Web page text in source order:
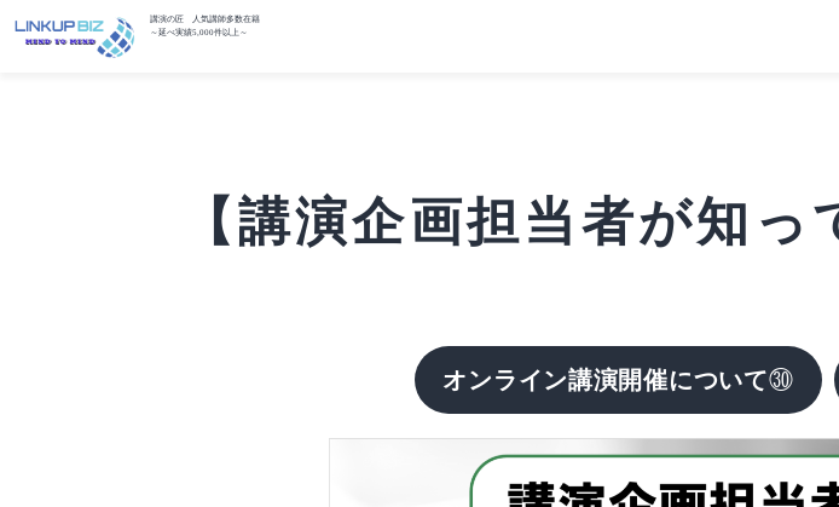
講演の匠 人気講師多数在籍
～延べ実績5,000件以上～
【講演企画担当者が知
オンライン講演開催について㉚